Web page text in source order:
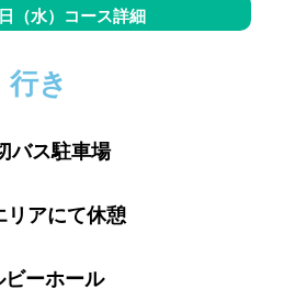
（水）コース詳細
行き
バス駐車場
にて休憩
ーホール